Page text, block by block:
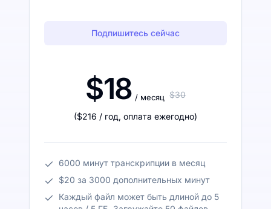
Подпишитесь сейчас
$18 / месяц $30
($216 / год, оплата ежегодно)
6000 минут транскрипции в месяц
$20 за 3000 дополнительных минут
Каждый файл может быть длиной до 5